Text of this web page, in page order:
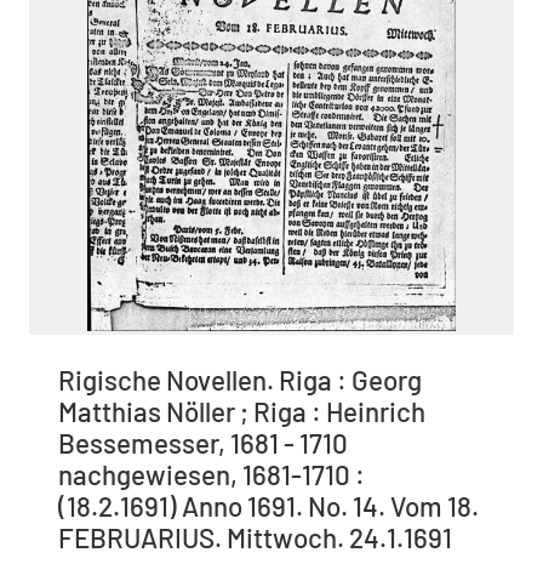
Rigische Novellen. Riga : Georg
Matthias Nöller ; Riga : Heinrich
Bessemesser, 1681 - 1710
nachgewiesen, 1681-1710 :
(18.2.1691) Anno 1691. No. 14. Vom 18.
FEBRUARIUS. Mittwoch. 24.1.1691